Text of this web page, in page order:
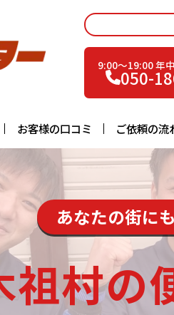
9:00〜19:00 年
050-
お客様の口コミ ご依頼の流
あなたの街に
祖村の